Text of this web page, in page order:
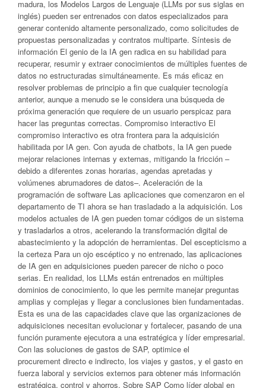
madura, los Modelos Largos de Lenguaje (LLMs por sus siglas en
inglés) pueden ser entrenados con datos especializados para
generar contenido altamente personalizado, como solicitudes de
propuestas personalizadas y contratos multiparte. Síntesis de
información El genio de la IA gen radica en su habilidad para
recuperar, resumir y extraer conocimientos de múltiples fuentes de
datos no estructuradas simultáneamente. Es más eficaz en
resolver problemas de principio a fin que cualquier tecnología
anterior, aunque a menudo se le considera una búsqueda de
próxima generación que requiere de un usuario perspicaz para
hacer las preguntas correctas. Compromiso interactivo El
compromiso interactivo es otra frontera para la adquisición
habilitada por IA gen. Con ayuda de chatbots, la IA gen puede
mejorar relaciones internas y externas, mitigando la fricción –
debido a diferentes zonas horarias, agendas apretadas y
volúmenes abrumadores de datos–. Aceleración de la
programación de software Las aplicaciones que comenzaron en el
departamento de TI ahora se han trasladado a la adquisición. Los
modelos actuales de IA gen pueden tomar códigos de un sistema
y trasladarlos a otros, acelerando la transformación digital de
abastecimiento y la adopción de herramientas. Del escepticismo a
la certeza Para un ojo escéptico y no entrenado, las aplicaciones
de IA gen en adquisiciones pueden parecer de nicho o poco
serias. En realidad, los LLMs están entrenados en múltiples
dominios de conocimiento, lo que les permite manejar preguntas
amplias y complejas y llegar a conclusiones bien fundamentadas.
Esta es una de las capacidades clave que las organizaciones de
adquisiciones necesitan evolucionar y fortalecer, pasando de una
función puramente ejecutora a una estratégica y líder empresarial.
Con las soluciones de gastos de SAP, optimice el
procurement directo e indirecto, los viajes y gastos, y el gasto en
fuerza laboral y servicios externos para obtener más información
estratégica, control y ahorros. Sobre SAP Como líder global en